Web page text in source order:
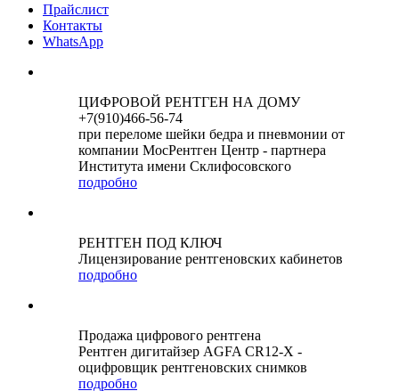
Прайслист
Контакты
WhatsApp
ЦИФРОВОЙ РЕНТГЕН НА ДОМУ
+7(910)466-56-74
при переломе шейки бедра и пневмонии от
компании МосРентген Центр - партнера
Института имени Склифосовского
подробно
РЕНТГЕН ПОД КЛЮЧ
Лицензирование рентгеновских кабинетов
подробно
Продажа цифрового рентгена
Рентген дигитайзер AGFA CR12-X -
оцифровщик рентгеновских снимков
подробно